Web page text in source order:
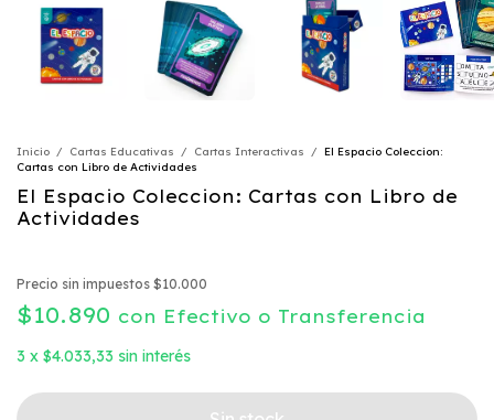
Inicio / Cartas Educativas / Cartas Interactivas / El Espacio Coleccion:
Cartas con Libro de Actividades
El Espacio Coleccion: Cartas con Libro de
Actividades
Precio sin impuestos $10.000
$10.890 con Efectivo o Transferencia
3 x $4.033,33 sin interés